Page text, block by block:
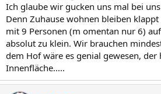
Ich glaube wir gucken uns mal bei
Denn Zuhause wohnen bleiben
mit 9 Personen (m omentan nur 6)
absolut zu klein. Wir brauchen
dem Hof wäre es genial gewesen,
Innenfläche.....